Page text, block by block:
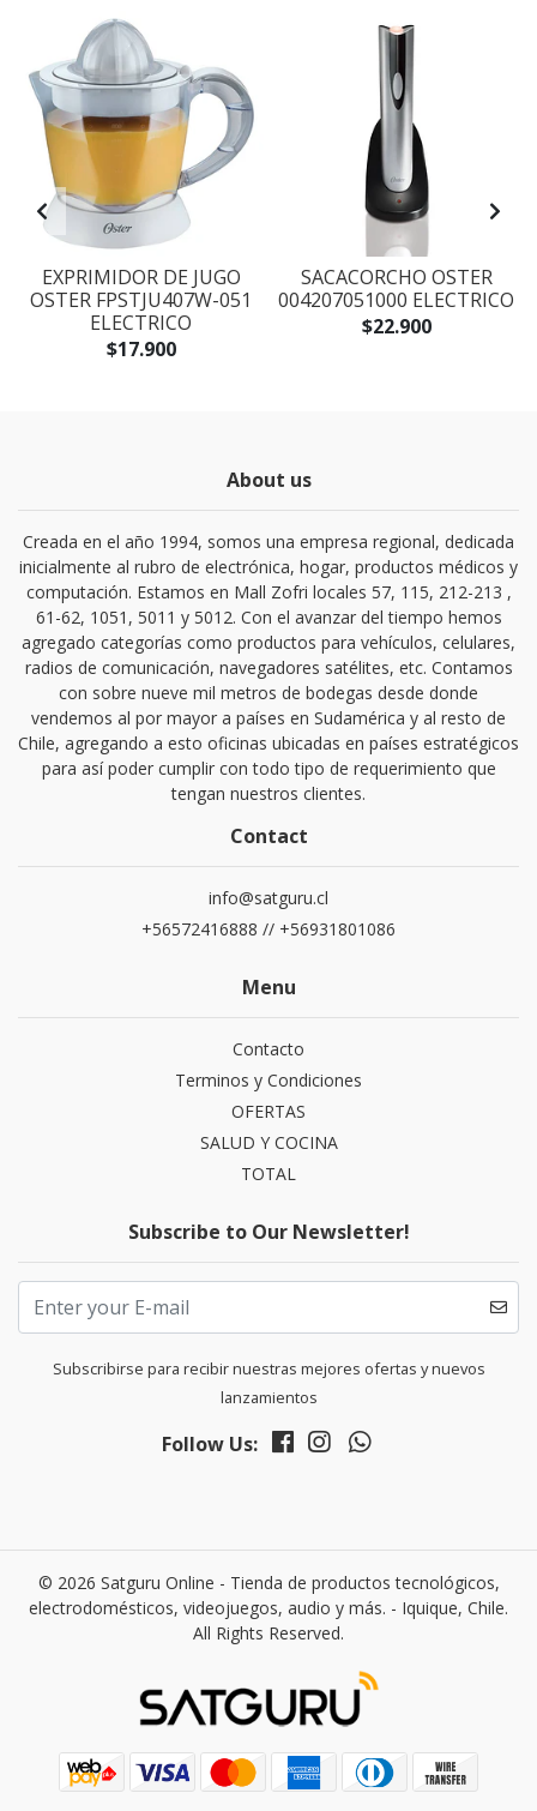
EXPRIMIDOR DE JUGO
OSTER FPSTJU407W-051
ELECTRICO
$17.900
SACACORCHO OSTER
004207051000 ELECTRICO
$22.900
About us
Creada en el año 1994, somos una empresa regional, dedicada
inicialmente al rubro de electrónica, hogar, productos médicos y
computación. Estamos en Mall Zofri locales 57, 115, 212-213 ,
61-62, 1051, 5011 y 5012. Con el avanzar del tiempo hemos
agregado categorías como productos para vehículos, celulares,
radios de comunicación, navegadores satélites, etc. Contamos
con sobre nueve mil metros de bodegas desde donde
vendemos al por mayor a países en Sudamérica y al resto de
Chile, agregando a esto oficinas ubicadas en países estratégicos
para así poder cumplir con todo tipo de requerimiento que
tengan nuestros clientes.
Contact
info@satguru.cl
+56572416888 // +56931801086
Menu
Contacto
Terminos y Condiciones
OFERTAS
SALUD Y COCINA
TOTAL
Subscribe to Our Newsletter!
Subscribirse para recibir nuestras mejores ofertas y nuevos
lanzamientos
Follow Us:
© 2026 Satguru Online - Tienda de productos tecnológicos,
electrodomésticos, videojuegos, audio y más. - Iquique, Chile.
All Rights Reserved.